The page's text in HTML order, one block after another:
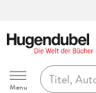
Hugendubel
Menu